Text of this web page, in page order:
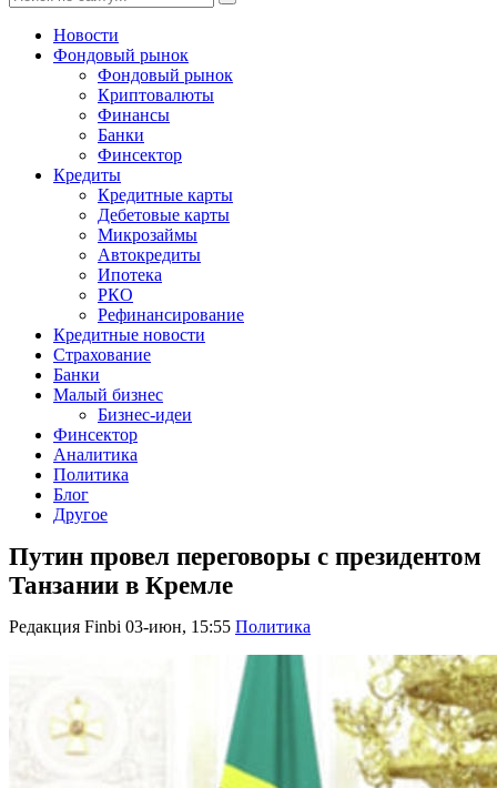
Новости
Фондовый рынок
Фондовый рынок
Криптовалюты
Финансы
Банки
Финсектор
Кредиты
Кредитные карты
Дебетовые карты
Микрозаймы
Автокредиты
Ипотека
РКО
Рефинансирование
Кредитные новости
Страхование
Банки
Малый бизнес
Бизнес-идеи
Финсектор
Аналитика
Политика
Блог
Другое
Путин провел переговоры с президентом
Танзании в Кремле
Редакция Finbi 03-июн, 15:55 Политика